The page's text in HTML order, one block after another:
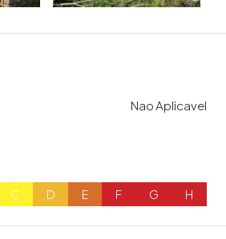
Nao Aplicavel
C D E F G H